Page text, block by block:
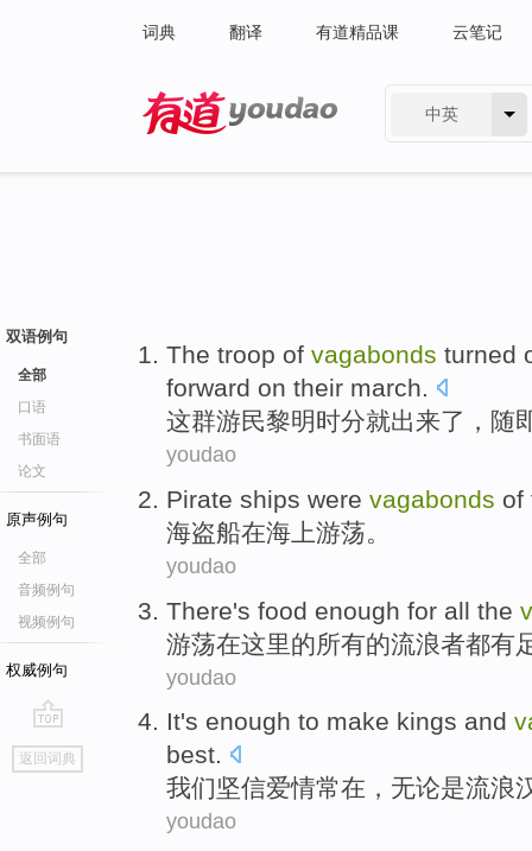
词典 翻译 有道精品课 云笔记
中英
双语例句
全部
口语
书面语
论文
原声例句
全部
音频例句
视频例句
权威例句
go
top
返回词典
The troop of vagabonds turned
forward on their march.
这群游民黎明时分就出来了，随
youdao
Pirate ships were vagabonds of
海盗船在海上游荡。
youdao
There's food enough for all the
游荡在这里的所有的流浪者都有
youdao
It's enough to make kings and
best.
我们坚信爱情常在，无论是流浪
youdao